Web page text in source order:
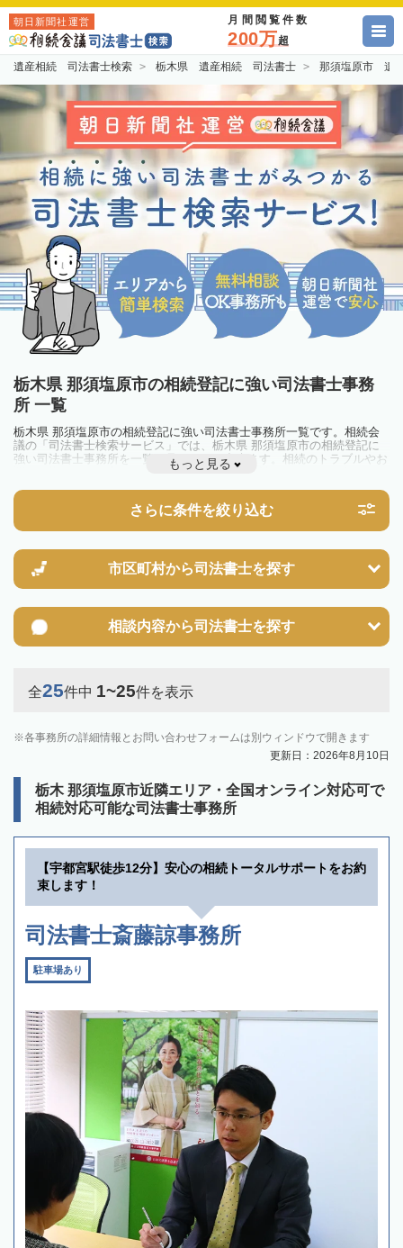
朝日新聞社運営 月間閲覧件数
200万超
遺産相続 司法書士検索 栃木県 遺産相続 司法書士 那須塩原市 遺
栃木県 那須塩原市の相続登記に強い司法書士事務
所 一覧
栃木県 那須塩原市の相続登記に強い司法書士事務所一覧です。相続会
議の「司法書士検索サービス」では、栃木県 那須塩原市の相続登記に
強い司法書士事務所を一覧で見ることが出来ます。相続のトラブルやお
悩みを抱えている方は一度近隣の司法書士に相談してみましょう。
不動産を相続した場合、相続を知った日から3年以内に登記しないと、
10万円以下の過料が科せられるため、速やかな手続きが必要です。義務
化前の相続も対象となるため注意しましょう。
す。その他の相続手続きも任せることが可能です。
また、義務化に伴い、相続人申告登記制度が創設されました。遺産分割
の話し合いがまとまらず登記できない場合は、この制度の活用を検討し
もっと見る
さらに条件を絞り込む
市区町村から司法書士を探す
相談内容から司法書士を探す
全25件中 1~25件を表示
各事務所の詳細情報とお問い合わせフォームは別ウィンドウで開きます
更新日：2026年8月10日
栃木 那須塩原市近隣エリア・全国オンライン対応可で
相続対応可能な司法書士事務所
【宇都宮駅徒歩12分】安心の相続トータルサポートをお約
束します！
司法書士斎藤諒事務所
駐車場あり